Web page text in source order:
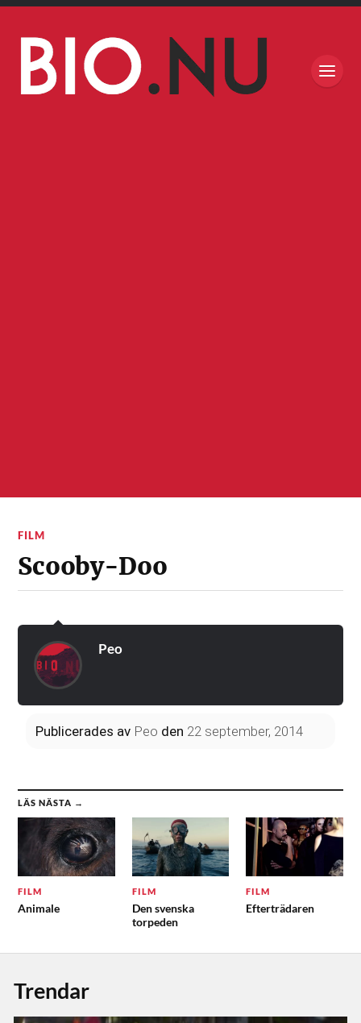
FILM
Scooby-Doo
Peo
Publicerades av Peo den 22 september, 2014
LÄS NÄSTA →
FILM
Animale
FILM
Den svenska
torpeden
FILM
Efterträdaren
Trendar